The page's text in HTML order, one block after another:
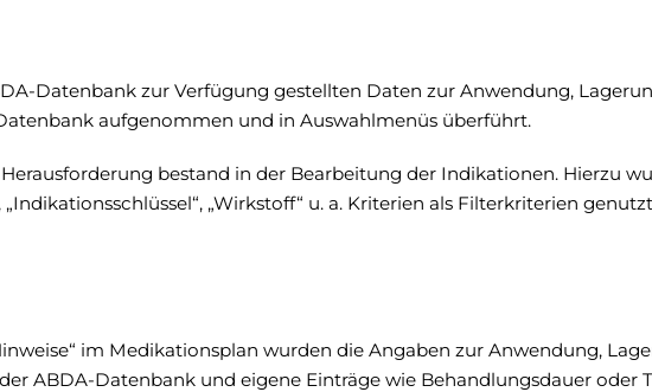
Datenbank zur Verfügung gestellten Daten zur Anwendung,
aufgenommen und in Auswahlmenüs überführt.
bestand in der Bearbeitung der Indikationen. Hierzu
„Wirkstoff“ u. a. Kriterien als Filterkriterien
im Medikationsplan wurden die Angaben zur Anwendung,
ABDA-Datenbank und eigene Einträge wie Behandlungsdauer oder